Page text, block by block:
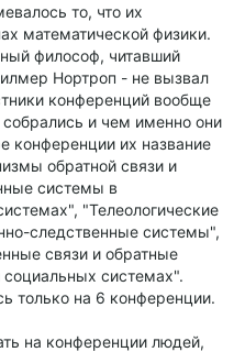
то, что их
математической физики.
философ, читавший
Нортроп - не вызвал
конференций вообще
и чем именно они
конференции их название
обратной связи и
системы в
"Телеологические
следственные системы",
связи и обратные
системах".
только на 6 конференции.
на конференции людей,